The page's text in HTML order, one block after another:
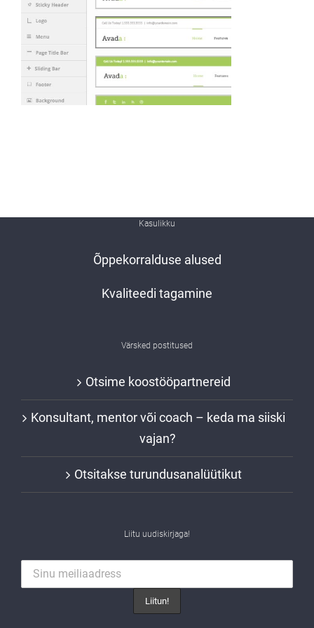
Kasulikku
Õppekorralduse alused
Kvaliteedi tagamine
Värsked postitused
Otsime koostööpartnereid
Konsultant, mentor või coach – keda ma siiski
vajan?
Otsitakse turundusanalüütikut
Liitu uudiskirjaga!